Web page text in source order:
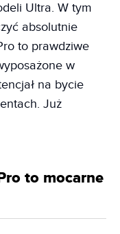
Ultra. W tym
absolutnie
to prawdziwe
w
na bycie
Już
to mocarne